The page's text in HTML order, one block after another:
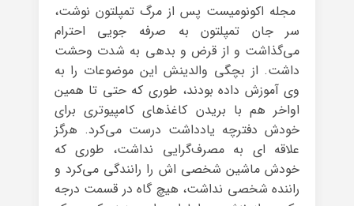
مجله اکونومیست پس از مرگ تمپلتون نوشت،
سر جان تمپلتون به صرفه جویی احترام
می‌گذاشت و از قرض و بدهی به شدت وحشت
داشت. از بچگی والدینش این موضوعات را به
وی آموزش داده بودند، طوری که حتی تا همین
اواخر هم با بریدن کاغذهای کامپیوتری برای
خودش دفترچه یادداشت درست می‌کرد. هرگز
علاقه ای به مصرف‌گرایی نداشت، طوری که
خودش ماشین شخصی اش را رانندگی می‌کرد و
راننده شخصی نداشت، هیچ گاه در قسمت درجه